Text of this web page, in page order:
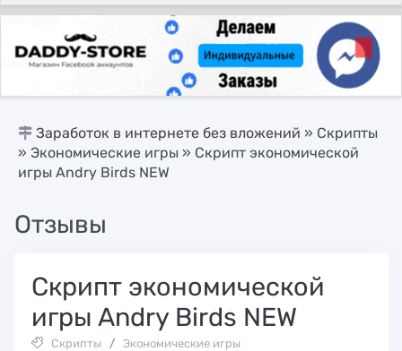
Заработок в интернете без вложений » Скрипты
» Экономические игры » Скрипт экономической
игры Andry Birds NEW
Отзывы
Скрипт экономической
игры Andry Birds NEW
Скрипты / Экономические игры